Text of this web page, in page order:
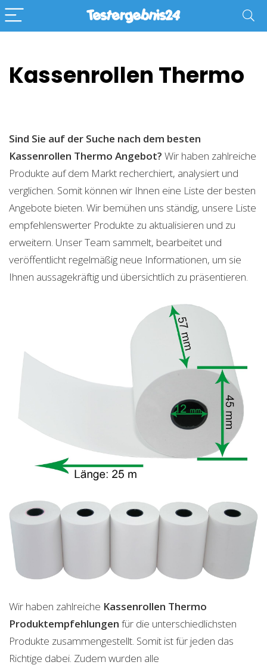
Kassenrollen Thermo
Sind Sie auf der Suche nach dem besten
Kassenrollen Thermo Angebot? Wir haben zahlreiche
Produkte auf dem Markt recherchiert, analysiert und
verglichen. Somit können wir Ihnen eine Liste der besten
Angebote bieten. Wir bemühen uns ständig, unsere Liste
empfehlenswerter Produkte zu aktualisieren und zu
erweitern. Unser Team sammelt, bearbeitet und
veröffentlicht regelmäßig neue Informationen, um sie
Ihnen aussagekräftig und übersichtlich zu präsentieren.
Wir haben zahlreiche Kassenrollen Thermo
Produktempfehlungen für die unterschiedlichsten
Produkte zusammengestellt. Somit ist für jeden das
Richtige dabei. Zudem wurden alle